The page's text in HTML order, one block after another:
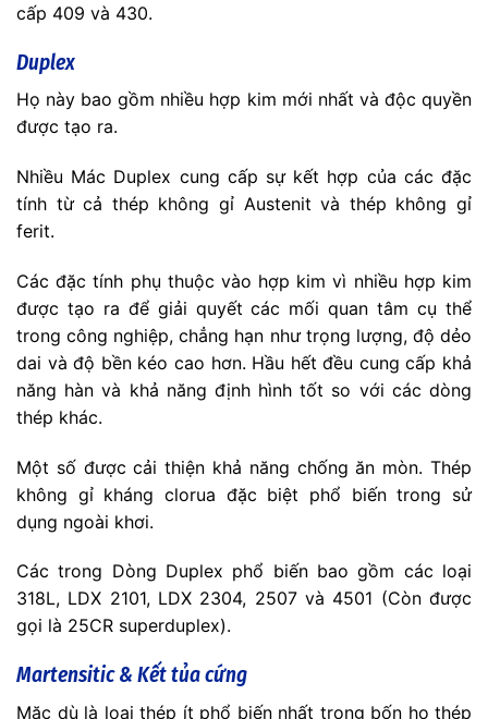
cấp 409 và 430.
Duplex
Họ này bao gồm nhiều hợp kim mới nhất và độc quyền
được tạo ra.
Nhiều Mác Duplex cung cấp sự kết hợp của các đặc
tính từ cả thép không gỉ Austenit và thép không gỉ
ferit.
Các đặc tính phụ thuộc vào hợp kim vì nhiều hợp kim
được tạo ra để giải quyết các mối quan tâm cụ thể
trong công nghiệp, chẳng hạn như trọng lượng, độ dẻo
dai và độ bền kéo cao hơn. Hầu hết đều cung cấp khả
năng hàn và khả năng định hình tốt so với các dòng
thép khác.
Một số được cải thiện khả năng chống ăn mòn. Thép
không gỉ kháng clorua đặc biệt phổ biến trong sử
dụng ngoài khơi.
Các trong Dòng Duplex phổ biến bao gồm các loại
318L, LDX 2101, LDX 2304, 2507 và 4501 (Còn được
gọi là 25CR superduplex).
Martensitic & Kết tủa cứng
Mặc dù là loại thép ít phổ biến nhất trong bốn họ thép